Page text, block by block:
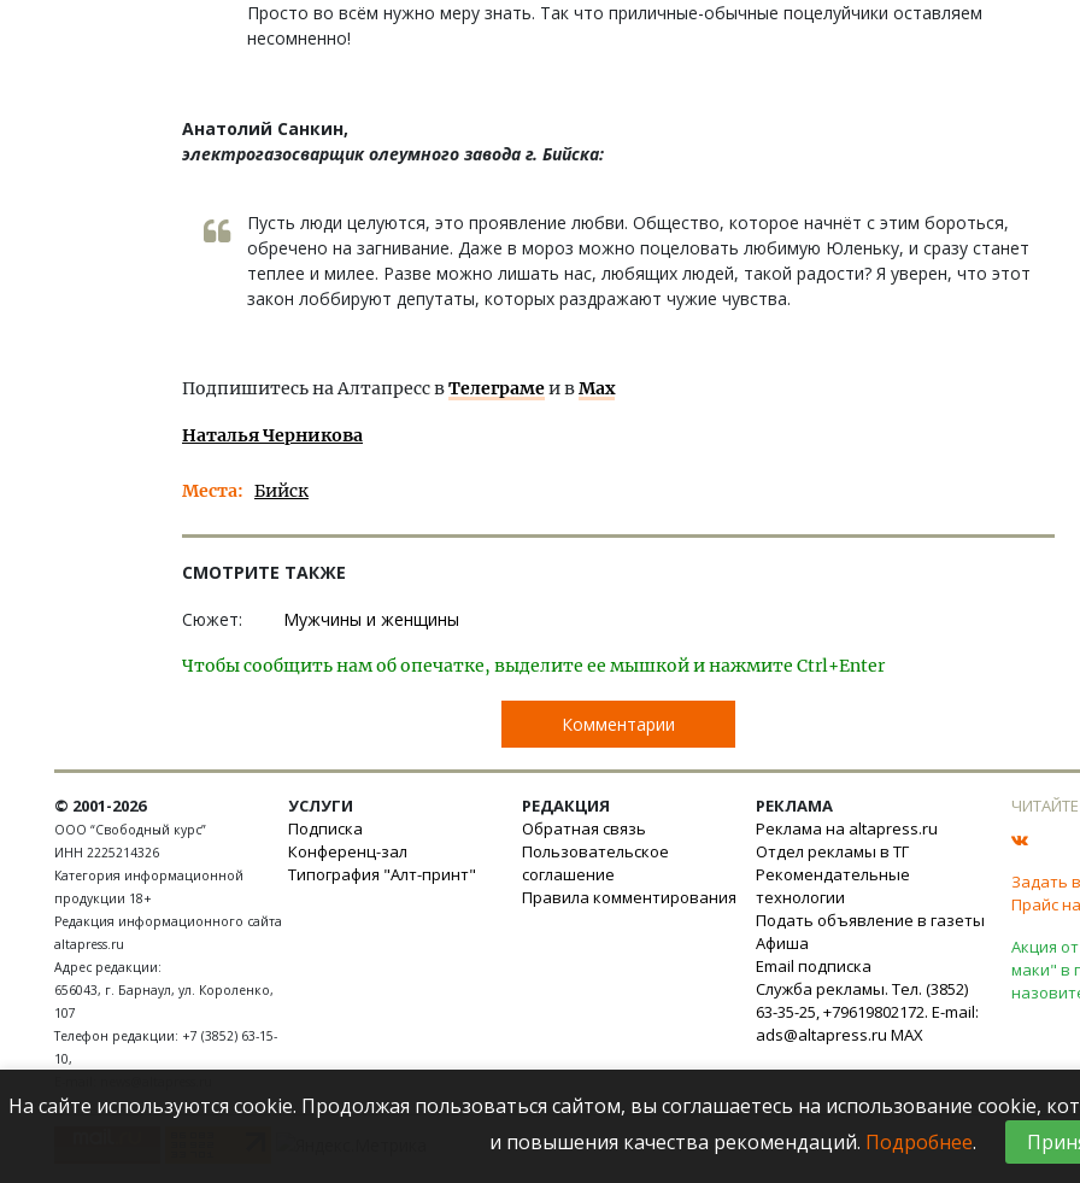
Просто во всём нужно меру знать. Так что приличные-обычные поцелуйчики оставляем
несомненно!
Анатолий Санкин,
электрогазосварщик олеумного завода г. Бийска:
Пусть люди целуются, это проявление любви. Общество, которое начнёт с этим бороться,
обречено на загнивание. Даже в мороз можно поцеловать любимую Юленьку, и сразу станет
теплее и милее. Разве можно лишать нас, любящих людей, такой радости? Я уверен, что этот
закон лоббируют депутаты, которых раздражают чужие чувства.
Подпишитесь на Алтапресс вТелеграмеи вMax
Наталья Черникова
Места Бийск
СМОТРИТЕ ТАКЖЕ
Сюжет: Мужчины и женщины
Чтобы сообщить нам об опечатке, выделите ее мышкой и нажмите Ctrl+Enter
Комментарии
© 2001-2026
ООО “Свободный курс”
ИНН 2225214326
Категория информационной
продукции 18+
Редакция информационного сайта
altapress.ru
Адрес редакции:
656043, г. Барнаул, ул. Короленко,
107
Телефон редакции: +7 (3852) 63-15-
10,
УСЛУГИ
Подписка
Конференц-зал
Типография "Алт-принт"
РЕДАКЦИЯ
Обратная связь
Пользовательское
соглашение
Правила комментирования
РЕКЛАМА
Реклама на altapress.ru
Отдел рекламы в ТГ
Рекомендательные
технологии
Подать объявление в газеты
Афиша
Email подписка
Служба рекламы. Тел. (3852)
63-35-25, +79619802172. E-mail:
ads@altapress.ru MAX
Задать
Прайс
Акция
маки" в
На сайте используются cookie. Продолжая пользоваться сайтом, вы соглашаетесь на использование cookie,
и повышения качества рекомендаций. Подробнее.